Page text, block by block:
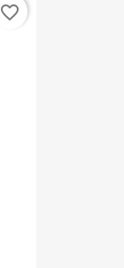
favorite_border